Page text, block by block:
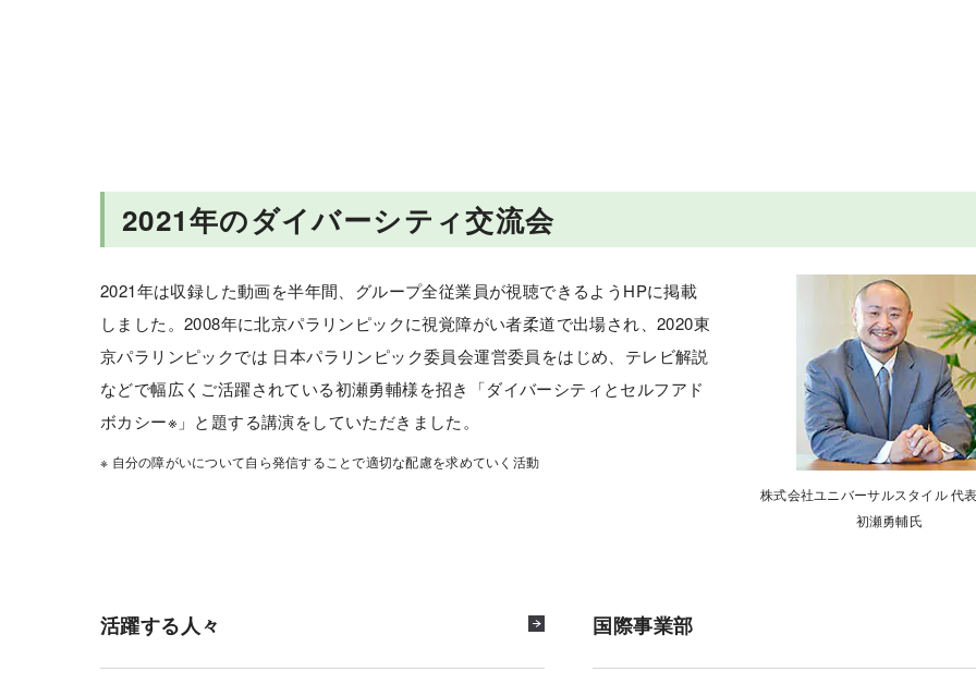
2021年のダイバーシティ交流会
株式会社ユニバーサルスタイル 代
初瀬勇輔氏
2021年は収録した動画を半年間、グループ全従業員が視聴できるようHPに掲載
しました。2008年に北京パラリンピックに視覚障がい者柔道で出場され、2020東
京パラリンピックでは 日本パラリンピック委員会運営委員をはじめ、テレビ解説
などで幅広くご活躍されている初瀬勇輔様を招き「ダイバーシティとセルフアド
ボカシー※」と題する講演をしていただきました。
※ 自分の障がいについて自ら発信することで適切な配慮を求めていく活動
活躍する人々 国際事業部